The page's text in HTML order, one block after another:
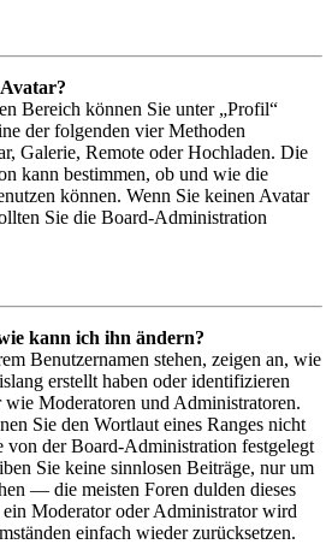
Bereich können Sie unter „Profil“
der folgenden vier Methoden
Galerie, Remote oder Hochladen. Die
kann bestimmen, ob und wie die
können. Wenn Sie keinen Avatar
Sie die Board-Administration
kann ich ihn ändern?
Benutzernamen stehen, zeigen an, wie
erstellt haben oder identifizieren
wie Moderatoren und Administratoren.
Sie den Wortlaut eines Ranges nicht
von der Board-Administration festgelegt
Sie keine sinnlosen Beiträge, nur um
— die meisten Foren dulden dieses
Moderator oder Administrator wird
einfach wieder zurücksetzen.